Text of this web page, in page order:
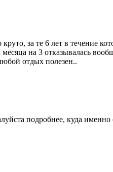
за те 6 лет в течение
на 3 отказывалась
отдых полезен..
подробнее, куда именно